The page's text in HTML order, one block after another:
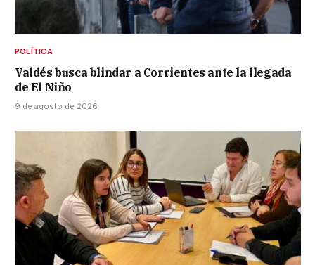
POLÍTICA
Valdés busca blindar a Corrientes ante la llegada
de El Niño
9 de agosto de 2026